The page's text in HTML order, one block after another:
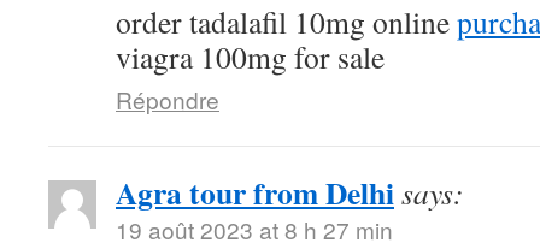
order tadalafil 10mg online
viagra 100mg for sale
Répondre
Agra tour from Delhisays:
19 août 2023 at 8 h 27 min